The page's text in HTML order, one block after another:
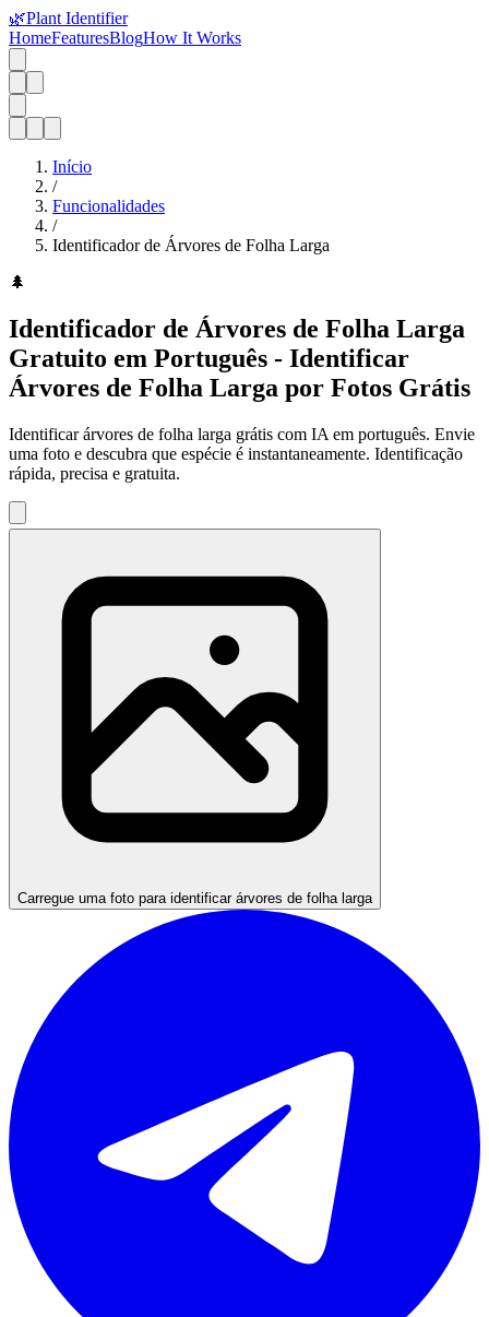
🌿Plant Identifier
HomeFeaturesBlogHow It Works
Início
/
Funcionalidades
/
Identificador de Árvores de Folha Larga
🌲
Identificador de Árvores de Folha Larga
Gratuito em Português - Identificar
Árvores de Folha Larga por Fotos Grátis
Identificar árvores de folha larga grátis com IA em português. Envie
uma foto e descubra que espécie é instantaneamente. Identificação
rápida, precisa e gratuita.
Carregue uma foto para identificar árvores de folha larga